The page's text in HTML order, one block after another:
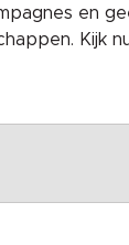
en
Kijk